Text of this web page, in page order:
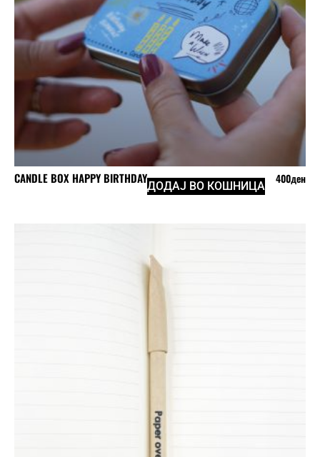
CANDLE BOX HAPPY BIRTHDAY 400ден
ДОДАЈ ВО КОШНИЦА